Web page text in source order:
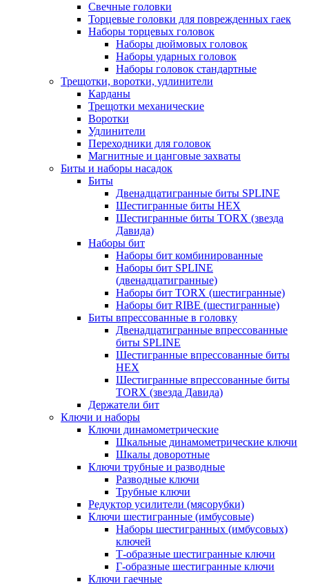
Свечные головки
Торцевые головки для поврежденных гаек
Наборы торцевых головок
Наборы дюймовых головок
Наборы ударных головок
Наборы головок стандартные
Трещотки, воротки, удлинители
Карданы
Трещотки механические
Воротки
Удлинители
Переходники для головок
Магнитные и цанговые захваты
Биты и наборы насадок
Биты
Двенадцатигранные биты SPLINE
Шестигранные биты HEX
Шестигранные биты TORX (звезда
Давида)
Наборы бит
Наборы бит комбинированные
Наборы бит SPLINE
(двенадцатигранные)
Наборы бит TORX (шестигранные)
Наборы бит RIBE (шестигранные)
Биты впрессованные в головку
Двенадцатигранные впрессованные
биты SPLINE
Шестигранные впрессованные биты
HEX
Шестигранные впрессованные биты
TORX (звезда Давида)
Держатели бит
Ключи и наборы
Ключи динамометрические
Шкальные динамометрические ключи
Шкалы доворотные
Ключи трубные и разводные
Разводные ключи
Трубные ключи
Редуктор усилители (мясорубки)
Ключи шестигранные (имбусовые)
Наборы шестигранных (имбусовых)
ключей
Т-образные шестигранные ключи
Г-образные шестигранные ключи
Ключи гаечные